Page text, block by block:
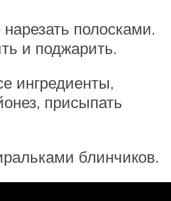
полосками.
и поджарить.
ингредиенты,
присыпать
блинчиков.